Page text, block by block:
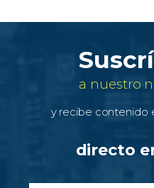
a nuestro
y recibe contenido
directo